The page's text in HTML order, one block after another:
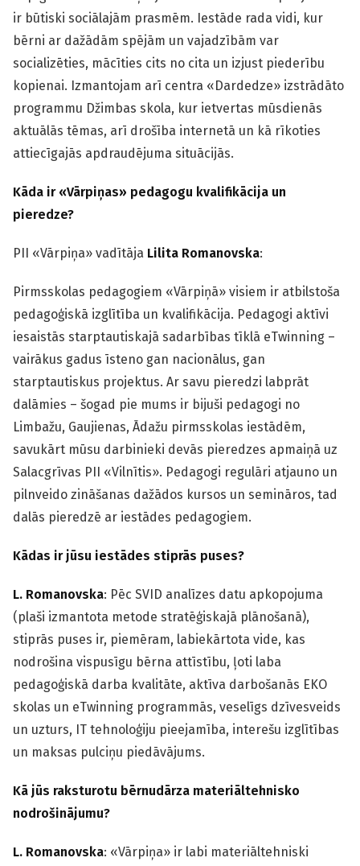
ir būtiski sociālajām prasmēm. Iestāde rada vidi, kur
bērni ar dažādām spējām un vajadzībām var
socializēties, mācīties cits no cita un izjust piederību
kopienai. Izmantojam arī centra «Dardedze» izstrādāto
programmu Džimbas skola, kur ietvertas mūsdienās
aktuālās tēmas, arī drošība internetā un kā rīkoties
attiecīgajās apdraudējuma situācijās.
Kāda ir «Vārpiņas» pedagogu kvalifikācija un
pieredze?
PII «Vārpiņa» vadītāja Lilita Romanovska:
Pirmsskolas pedagogiem «Vārpiņā» visiem ir atbilstoša
pedagoģiskā izglītība un kvalifikācija. Pedagogi aktīvi
iesaistās starptautiskajā sadarbības tīklā eTwinning –
vairākus gadus īsteno gan nacionālus, gan
starptautiskus projektus. Ar savu pieredzi labprāt
dalāmies – šogad pie mums ir bijuši pedagogi no
Limbažu, Gaujienas, Ādažu pirmsskolas iestādēm,
savukārt mūsu darbinieki devās pieredzes apmaiņā uz
Salacgrīvas PII «Vilnītis». Pedagogi regulāri atjauno un
pilnveido zināšanas dažādos kursos un semināros, tad
dalās pieredzē ar iestādes pedagogiem.
Kādas ir jūsu iestādes stiprās puses?
L. Romanovska: Pēc SVID analīzes datu apkopojuma
(plaši izmantota metode stratēģiskajā plānošanā),
stiprās puses ir, piemēram, labiekārtota vide, kas
nodrošina vispusīgu bērna attīstību, ļoti laba
pedagoģiskā darba kvalitāte, aktīva darbošanās EKO
skolas un eTwinning programmās, veselīgs dzīvesveids
un uzturs, IT tehnoloģiju pieejamība, interešu izglītības
un maksas pulciņu piedāvājums.
Kā jūs raksturotu bērnudārza materiāltehnisko
nodrošinājumu?
L. Romanovska: «Vārpiņa» ir labi materiāltehniski